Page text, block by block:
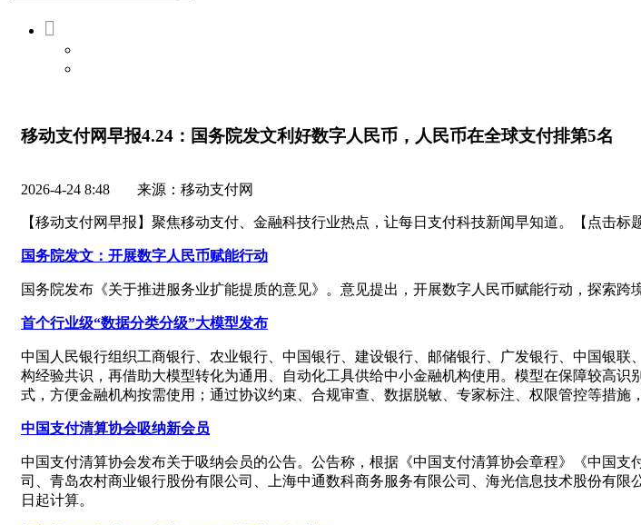

移动支付网早报4.24：国务院发文利好数字人民币，人民币在全球支付排第5名
2026-4-24 8:48 来源：移动支付网
【移动支付网早报】聚焦移动支付、金融科技行业热点，让每日支付科技新闻早知道。【点击标
国务院发文：开展数字人民币赋能行动
国务院发布《关于推进服务业扩能提质的意见》。意见提出，开展数字人民币赋能行动，探索跨
首个行业级“数据分类分级”大模型发布
中国人民银行组织工商银行、农业银行、中国银行、建设银行、邮储银行、广发银行、中国银
构经验共识，再借助大模型转化为通用、自动化工具供给中小金融机构使用。模型在保障较高
式，方便金融机构按需使用；通过协议约束、合规审查、数据脱敏、专家标注、权限管控等措
中国支付清算协会吸纳新会员
中国支付清算协会发布关于吸纳会员的公告。公告称，根据《中国支付清算协会章程》《中国
司、青岛农村商业银行股份有限公司、上海中通数科商务服务有限公司、海光信息技术股份有
日起计算。